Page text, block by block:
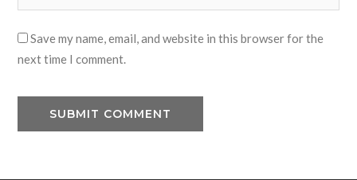
Save my name, email, and website in this browser for the
next time I comment.